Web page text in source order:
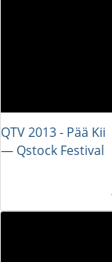
QTV 2013 - Pää Kii
― Qstock Festival